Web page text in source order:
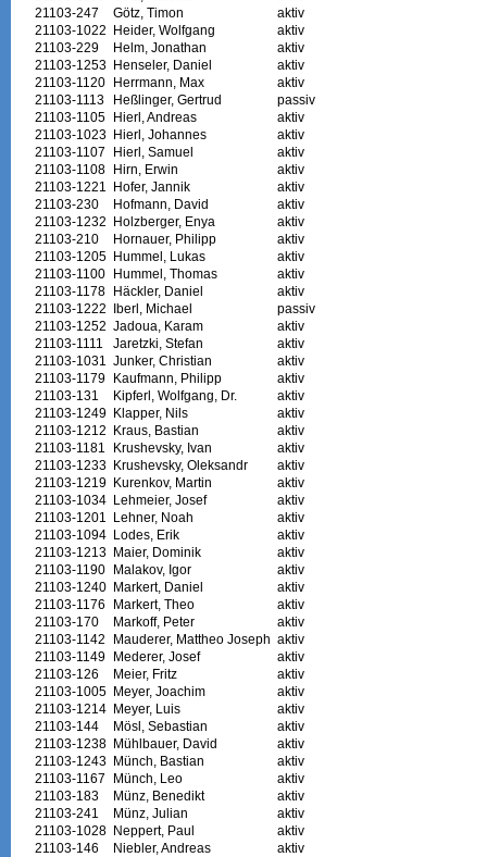
21103-247
Götz, Timon
aktiv
21103-1022 Heider, Wolfgang
aktiv
21103-229
Helm, Jonathan
aktiv
21103-1253 Henseler, Daniel
aktiv
21103-1120 Herrmann, Max
aktiv
21103-1113
Heßlinger, Gertrud
passiv
21103-1105 Hierl, Andreas
aktiv
21103-1023 Hierl, Johannes
aktiv
21103-1107
Hierl, Samuel
aktiv
21103-1108 Hirn, Erwin
aktiv
21103-1221
Hofer, Jannik
aktiv
21103-230
Hofmann, David
aktiv
21103-1232 Holzberger, Enya
aktiv
21103-210
Hornauer, Philipp
aktiv
21103-1205 Hummel, Lukas
aktiv
21103-1100 Hummel, Thomas
aktiv
21103-1178 Häckler, Daniel
aktiv
21103-1222 Iberl, Michael
passiv
21103-1252 Jadoua, Karam
aktiv
21103-1111
Jaretzki, Stefan
aktiv
21103-1031
Junker, Christian
aktiv
21103-1179 Kaufmann, Philipp
aktiv
21103-131
Kipferl, Wolfgang, Dr.
aktiv
21103-1249 Klapper, Nils
aktiv
21103-1212 Kraus, Bastian
aktiv
21103-1181
Krushevsky, Ivan
aktiv
21103-1233 Krushevsky, Oleksandr
aktiv
21103-1219 Kurenkov, Martin
aktiv
21103-1034 Lehmeier, Josef
aktiv
21103-1201
Lehner, Noah
aktiv
21103-1094 Lodes, Erik
aktiv
21103-1213 Maier, Dominik
aktiv
21103-1190 Malakov, Igor
aktiv
21103-1240 Markert, Daniel
aktiv
21103-1176
Markert, Theo
aktiv
21103-170
Markoff, Peter
aktiv
21103-1142
Mauderer, Mattheo Joseph aktiv
21103-1149 Mederer, Josef
aktiv
21103-126
Meier, Fritz
aktiv
21103-1005 Meyer, Joachim
aktiv
21103-1214 Meyer, Luis
aktiv
21103-144
Mösl, Sebastian
aktiv
21103-1238 Mühlbauer, David
aktiv
21103-1243 Münch, Bastian
aktiv
21103-1167
Münch, Leo
aktiv
21103-183
Münz, Benedikt
aktiv
21103-241
Münz, Julian
aktiv
21103-1028 Neppert, Paul
aktiv
21103-146
Niebler, Andreas
aktiv